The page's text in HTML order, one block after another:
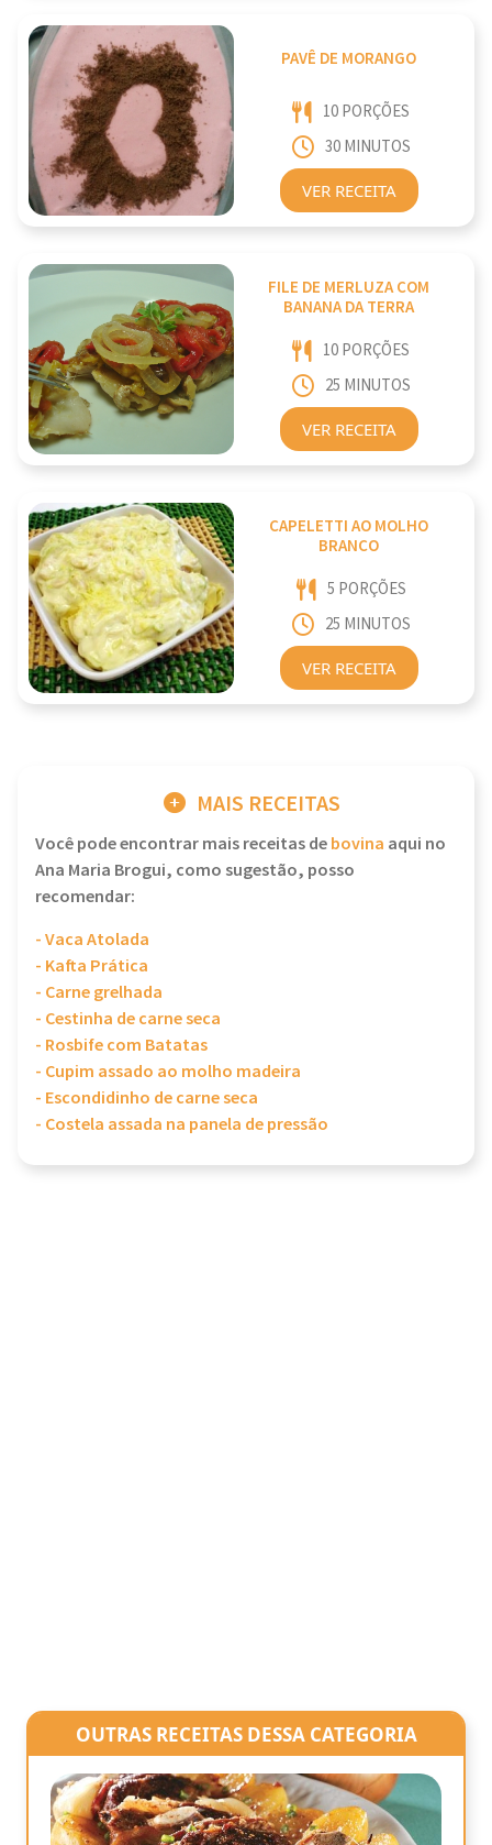
PAVÊ DE MORANGO
10 PORÇÕES
30 MINUTOS
VER RECEITA
FILE DE MERLUZA COM
BANANA DA TERRA
10 PORÇÕES
25 MINUTOS
VER RECEITA
CAPELETTI AO MOLHO
BRANCO
5 PORÇÕES
25 MINUTOS
VER RECEITA
MAIS RECEITAS
Você pode encontrar mais receitas debovina aqui no
Ana Maria Brogui, como sugestão, posso
recomendar:
- Vaca Atolada
- Kafta Prática
- Carne grelhada
- Cestinha de carne seca
- Rosbife com Batatas
- Cupim assado ao molho madeira
- Escondidinho de carne seca
- Costela assada na panela de pressão
OUTRAS RECEITAS DESSA CATEGORIA